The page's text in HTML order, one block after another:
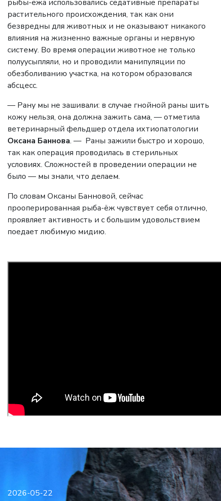
рыбы-ежа использовались седативные препараты
растительного происхождения, так как они
безвредны для животных и не оказывают никакого
влияния на жизненно важные органы и нервную
систему. Во время операции животное не только
полуусыпляли, но и проводили манипуляции по
обезболиванию участка, на котором образовался
абсцесс.
— Рану мы не зашивали: в случае гнойной раны шить
кожу нельзя, она должна зажить сама, — отметила
ветеринарный фельдшер отдела ихтиопатологии
Оксана Баннова. — Раны зажили быстро и хорошо,
так как операция проводилась в стерильных
условиях. Сложностей в проведении операции не
было — мы знали, что делаем.
По словам Оксаны Банновой, сейчас
прооперированная рыба-ёж чувствует себя отлично,
проявляет активность и с большим удовольствием
поедает любимую мидию.
2026-05-22